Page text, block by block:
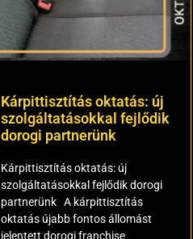
Kárpittisztítás oktatás: új
szolgáltatásokkal fejlődik
dorogi partnerünk
Kárpittisztítás oktatás: új
szolgáltatásokkal fejlődik dorogi
partnerünk A kárpittisztítás
oktatás újabb fontos állomást
jelentett dorogi franchise